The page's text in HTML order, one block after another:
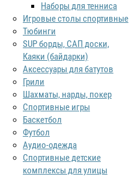
Наборы для тенниса
Игровые столы спортивные
Тюбинги
SUP борды, САП доски,
Каяки (байдарки)
Аксессуары для батутов
Грили
Шахматы, нарды, покер
Спортивные игры
Баскетбол
Футбол
Аудио-одежда
Спортивные детские
комплексы для улицы